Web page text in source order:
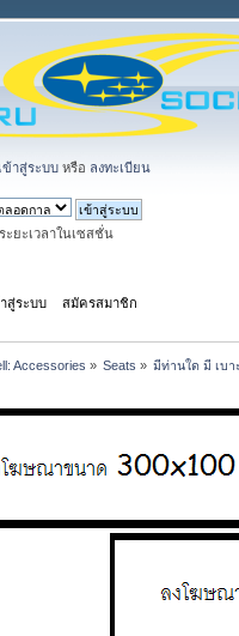
เข้าสู่ระบบ หรือ ลงทะเบียน
ยะเวลาในเซสชั่น
สู่ระบบ สมัครสมาชิก
Accessories » Seats » มีท่านใด มี เบ